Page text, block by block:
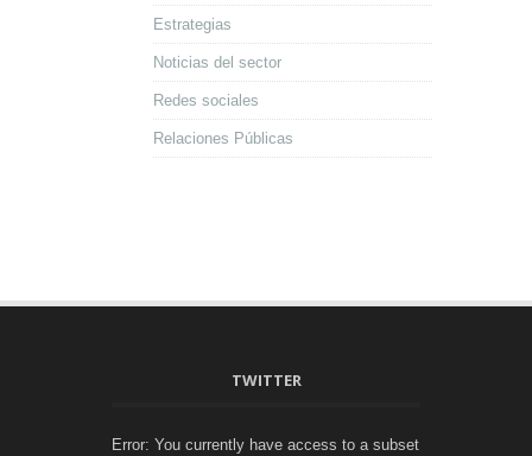
Estrategias
Noticias del sector
Redes sociales
Relaciones Públicas
TWITTER
Error: You currently have access to a subset